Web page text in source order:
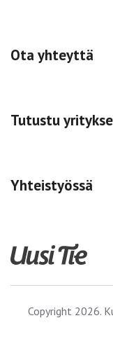
Ota yhteyttä
Tutustu
Yhteistyössä
Copyright 2026.